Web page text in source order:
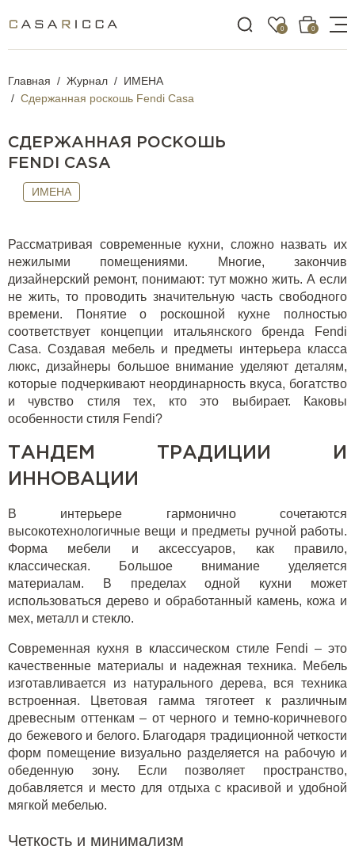
0 0
Главная Журнал
ИМЕНА
Сдержанная роскошь Fendi Casa
СДЕРЖАННАЯ РОСКОШЬ
FENDI CASA
ИМЕНА
Рассматривая современные кухни, сложно назвать их
нежилыми помещениями. Многие, закончив
дизайнерский ремонт, понимают: тут можно жить. А если
не жить, то проводить значительную часть свободного
времени. Понятие о роскошной кухне полностью
соответствует концепции итальянского бренда
Fendi
Casa. Создавая мебель и предметы интерьера класса
люкс, дизайнеры большое внимание уделяют деталям,
которые подчеркивают неординарность вкуса, богатство
и чувство стиля тех, кто это выбирает. Каковы
особенности стиля Fendi?
ТАНДЕМ ТРАДИЦИИ И
ИННОВАЦИИ
В интерьере гармонично сочетаются
высокотехнологичные вещи и предметы ручной работы.
Форма мебели и аксессуаров, как правило,
классическая. Большое внимание уделяется
материалам. В пределах одной кухни может
использоваться дерево и обработанный камень, кожа и
мех, металл и стекло.
Современная кухня в классическом стиле Fendi – это
качественные материалы и надежная техника. Мебель
изготавливается из натурального дерева, вся техника
встроенная. Цветовая гамма тяготеет к различным
древесным оттенкам – от черного и темно-коричневого
до бежевого и белого. Благодаря традиционной четкости
форм помещение визуально разделяется на рабочую и
обеденную зону. Если позволяет пространство,
добавляется и место для отдыха с красивой и удобной
мягкой мебелью.
Четкость и минимализм